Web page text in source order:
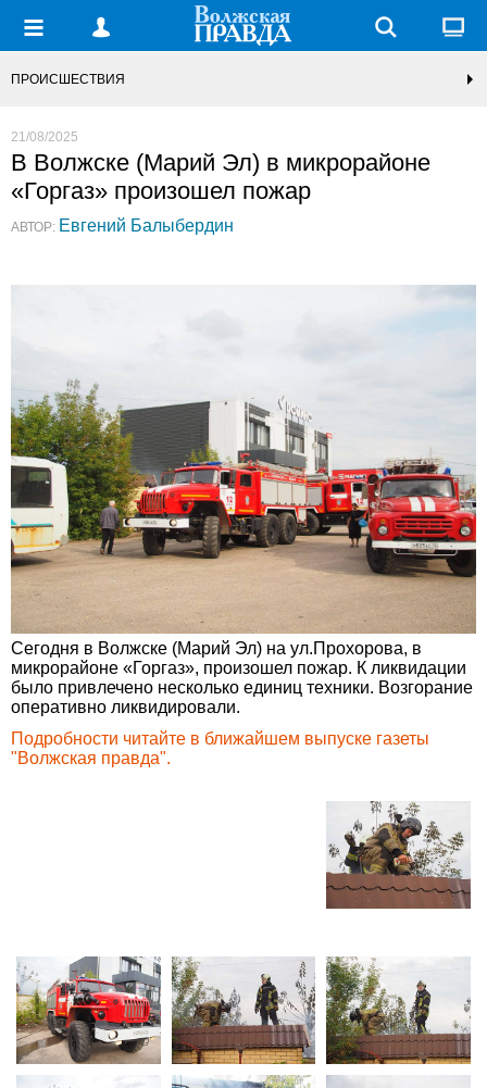
ПРОИСШЕСТВИЯ
21/08/2025
В Волжске (Марий Эл) в микрорайоне
«Горгаз» произошел пожар
АВТОР: Евгений Балыбердин
Сегодня в Волжске (Марий Эл) на ул.Прохорова, в
микрорайоне «Горгаз», произошел пожар. К ликвидации
было привлечено несколько единиц техники. Возгорание
оперативно ликвидировали.
Подробности читайте в ближайшем выпуске газеты
"Волжская правда".